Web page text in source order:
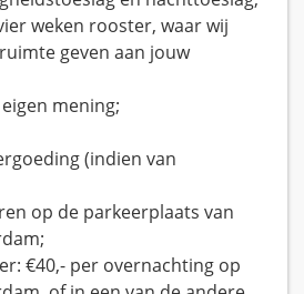
weken rooster, waar wij
geven aan jouw
mening;
(indien van
op de parkeerplaats van
€40,- per overnachting op